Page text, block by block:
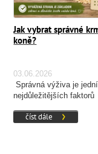
Jak vybrat správné
koně?
03.06.2026
Správná výživa je
nejdůležitějších faktorů
výkonnost koně.
číst dále